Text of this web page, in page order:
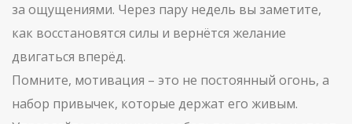
за ощущениями. Через пару недель вы заметите,
как восстановятся силы и вернётся желание
двигаться вперёд.
Помните, мотивация – это не постоянный огонь, а
набор привычек, которые держат его живым.